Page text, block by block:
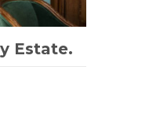
Estate.